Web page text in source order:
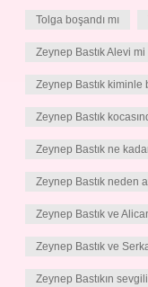
Tolga boşandı mı
Zeynep Bastık Alevi mi
Zeynep Bastık kiminle
Zeynep Bastık
Zeynep Bastık ne
Zeynep Bastık neden
Zeynep Bastık ve Alican
Zeynep Bastık ve
Zeynep Bastıkın